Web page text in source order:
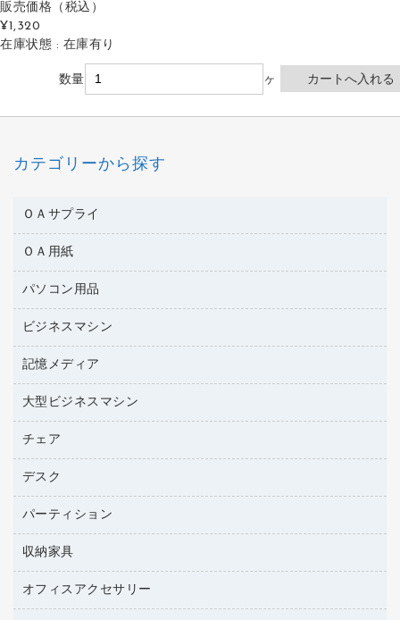
販売価格 （税込）
¥1,320
在庫状態 : 在庫有り
数量 ヶ
カテゴリーから探す
ＯＡサプライ
互換インクカートリッジ
ワープロリボン
リサイクルトナー（リターン方式）
リサイクルトナー（プール方式）
リサイクルインクカートリッジ
ファクシミリトナー
トナーカートリッジ
コピートナー
ＯＡ用紙
名刺用紙
帳票用紙／フォーム用紙
ワープロ用紙
ラベル用紙
プロッター用紙
ハガキ用紙
その他コピー用紙・プリンタ用紙
コピー用紙
パソコン用品
パソコン周辺機器
各種ケーブル
マウスパッド
マウス
パソコンバッグ／収納用品
ネットワーク／ＬＡＮ機器
ネットワーク／ＬＡＮアクセサリー
セキュリティ用品
ビジネスマシン
電話機
レーザープリンタ／複合機
メモリーカード
プロジェクタ
ファクシミリ
デジタルカメラ
スキャナー
コピー機
記憶メディア
ブルーレイディスク
ＣＤ－ＲＷ
ＣＤ－Ｒ
メディア収納用品
大型ビジネスマシン
プリンタ
チェア
応接イス・ベンチ
オフィスチェア
デスク
ミーティングテーブル
デスク
カウンター
パーティション
ホワイトボード・黒板
収納家具
保管庫・書庫
オフィスアクセサリー